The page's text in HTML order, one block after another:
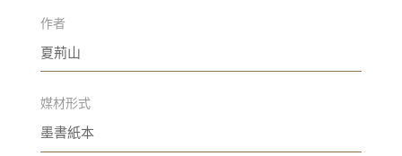
作者
夏荊山
媒材形式
墨書紙本